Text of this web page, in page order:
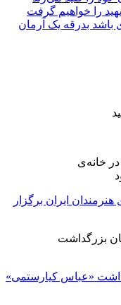
را خواهیم گرفت
باشد بدرقه یک آرمان
ایران برگزار
«عباس کیارستمی»